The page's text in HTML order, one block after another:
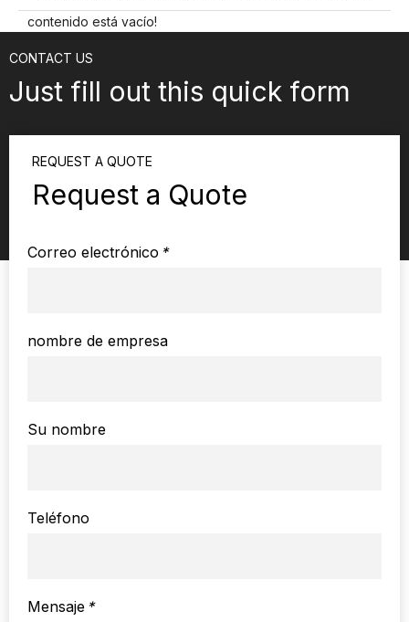
contenido está vacío!
CONTACT US
Just fill out this quick form
REQUEST A QUOTE
Request a Quote
*
Correo electrónico
nombre de empresa
Su nombre
Teléfono
*
Mensaje